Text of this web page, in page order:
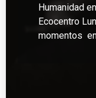
Humanidad
Ecocentro
momentos